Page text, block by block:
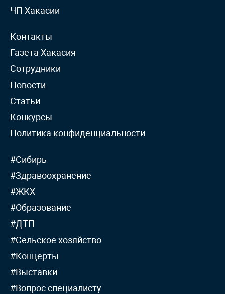
ЧП Хакасии
Контакты
Газета Хакасия
Сотрудники
Новости
Статьи
Конкурсы
Политика конфиденциальности
#Сибирь
#Здравоохранение
#ЖКХ
#Образование
#ДТП
#Сельское хозяйство
#Концерты
#Выставки
#Вопрос специалисту